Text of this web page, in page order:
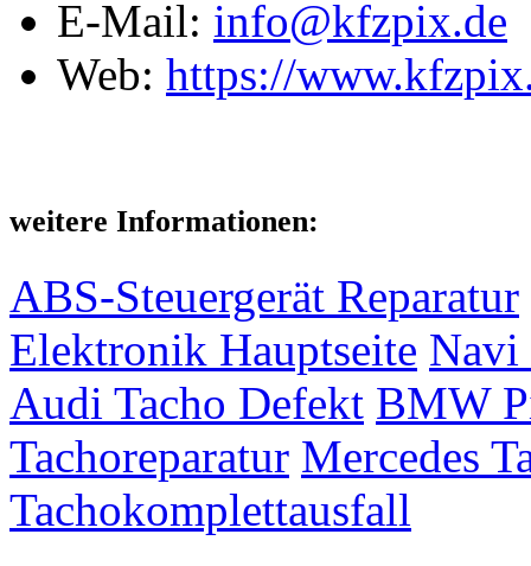
E-Mail: info@kfzpix.de
Web: https://
weitere Informationen:
ABS-Steuergerät Reparatur
Elektronik Hauptseite Navi
Audi Tacho Defekt BMW
Tachoreparatur Mercedes
Tachokomplettausfall